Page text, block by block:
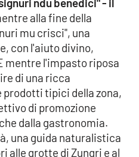
alla fine della
mu crisci", una
con l'aiuto divino,
mentre l'impasto riposa
di una ricca
prodotti tipici della zona,
di promozione
dalla gastronomia.
una guida naturalistica
alle grotte di Zungri e al